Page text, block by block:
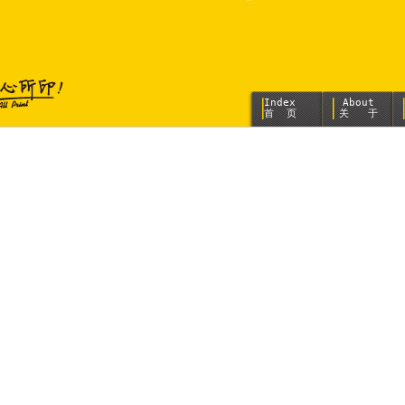
Index
首 页
About
关 于